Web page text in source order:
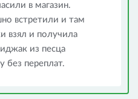
в магазин.
встретили и там
взял и получила
из песца
без переплат.